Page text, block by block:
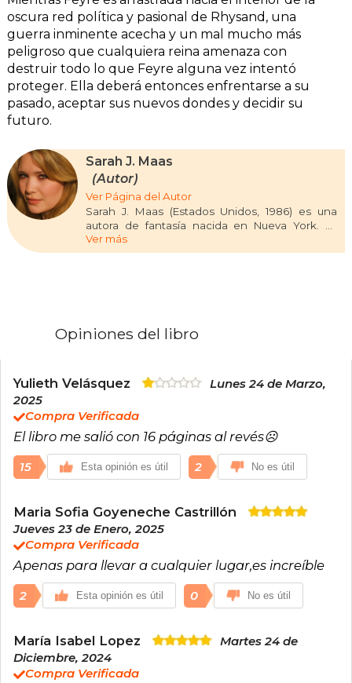
oscura red política y pasional de Rhysand, una
guerra inminente acecha y un mal mucho más
peligroso que cualquiera reina amenaza con
destruir todo lo que Feyre alguna vez intentó
proteger. Ella deberá entonces enfrentarse a su
pasado, aceptar sus nuevos dondes y decidir su
futuro.
Sarah J. Maas
(Autor)
Ver Página del Autor
Sarah J. Maas (Estados Unidos, 1986) es una
autora de fantasía nacida en Nueva York. Es
conocida por la serie Throne of Glass, iniciada
cuando tenía dieciséis años y publicada por
capacidad de crear mundos complejos y
contribución al género de fantasía juvenil.
vive en Pensilvania con su marido y su perro, y
cuenta con una comunidad de más de treinta
mil seguidores en Twitter y Facebook.
Ver más
Opiniones del libro
Yulieth Velásquez
Lunes 24 de Marzo,
2025
Compra Verificada
El libro me salió con 16 páginas al revés☹️
15 Esta opinión es útil 2 No es útil
Maria Sofia Goyeneche Castrillón
Jueves 23 de Enero, 2025
Compra Verificada
Apenas para llevar a cualquier lugar,es increíble
2 Esta opinión es útil 0 No es útil
María Isabel Lopez
Martes 24 de
Diciembre, 2024
Compra Verificada